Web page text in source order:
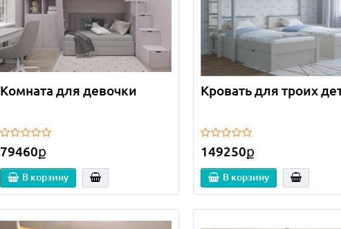
Комната для девочки
79460ք
В корзину
Кровать для троих
149250ք
В корзину